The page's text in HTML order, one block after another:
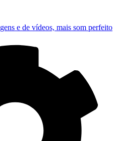
e de vídeos, mais som perfeito